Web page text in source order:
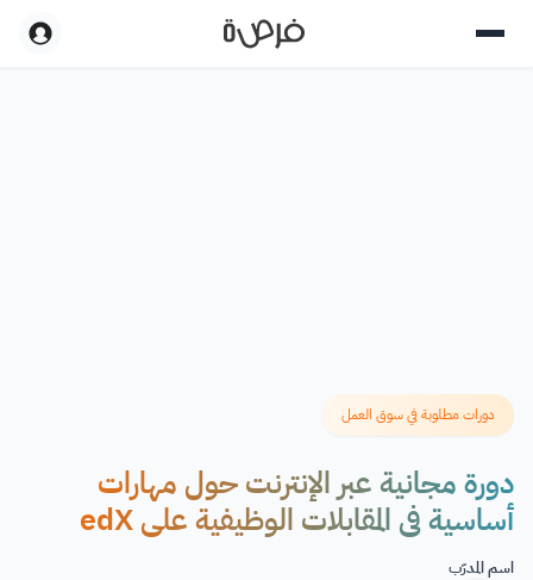
دورات مطلوبة في سوق العمل
دورة مجانية عبر الإنترنت حول مهارات
أساسية في المقابلات الوظيفية على edX
اسم المدرّب